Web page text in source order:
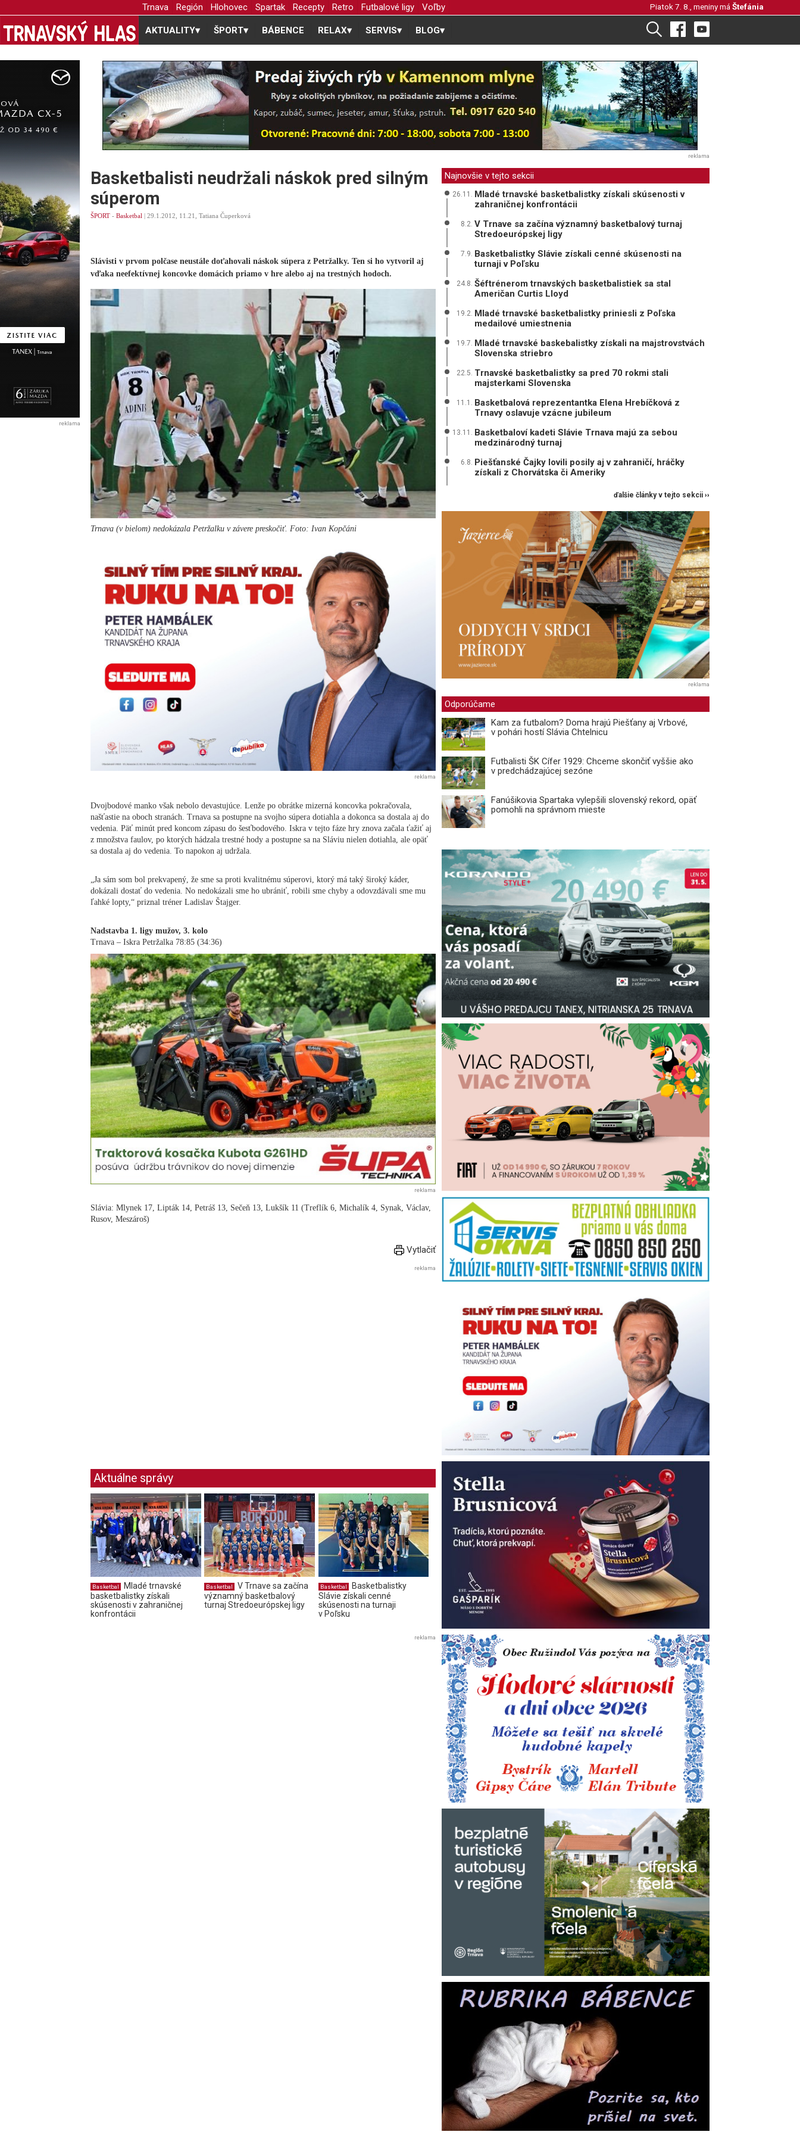
Trnava Región Hlohovec Spartak Recepty Retro Futbalové ligy Voľby Piatok 7. 8., meniny má Štefánia
AKTUALITY▾ ŠPORT▾ BÁBENCE RELAX▾ SERVIS▾ BLOG▾
reklama
Basketbalisti neudržali náskok pred silným
súperom
ŠPORT - Basketbal | 29.1.2012, 11.21, Tatiana Čuperková
Slávisti v prvom polčase neustále doťahovali náskok súpera z Petržalky. Ten si ho vytvoril aj
vďaka neefektívnej koncovke domácich priamo v hre alebo aj na trestných hodoch.
Trnava (v bielom) nedokázala Petržalku v závere preskočiť. Foto: Ivan Kopčáni
reklama
Dvojbodové manko však nebolo devastujúce. Lenže po obrátke mizerná koncovka pokračovala,
našťastie na oboch stranách. Trnava sa postupne na svojho súpera dotiahla a dokonca sa dostala aj do
vedenia. Päť minút pred koncom zápasu do šesťbodového. Iskra v tejto fáze hry znova začala ťažiť aj
z množstva faulov, po ktorých hádzala trestné hody a postupne sa na Sláviu nielen dotiahla, ale opäť
sa dostala aj do vedenia. To napokon aj udržala.
„Ja sám som bol prekvapený, že sme sa proti kvalitnému súperovi, ktorý má taký široký káder,
dokázali dostať do vedenia. No nedokázali sme ho ubrániť, robili sme chyby a odovzdávali sme mu
ľahké lopty,“ priznal tréner Ladislav Štajger.
Nadstavba 1. ligy mužov, 3. kolo
Trnava – Iskra Petržalka 78:85 (34:36)
reklama
Slávia: Mlynek 17, Lipták 14, Petráš 13, Sečeň 13, Lukšík 11 (Treflík 6, Michalík 4, Synak, Václav,
Rusov, Meszároš)
Vytlačiť
reklama
Aktuálne správy
Basketbal
Mladé trnavské
basketbalistky získali
skúsenosti v zahraničnej
konfrontácii
Basketbal
V Trnave sa začína
významný basketbalový
turnaj Stredoeurópskej ligy
Basketbal
Basketbalistky
Slávie získali cenné
skúsenosti na turnaji
v Poľsku
reklama
Najnovšie v tejto sekcii
26.11. Mladé trnavské basketbalistky získali skúsenosti v
zahraničnej konfrontácii
8.2. V Trnave sa začína významný basketbalový turnaj
Stredoeurópskej ligy
7.9. Basketbalistky Slávie získali cenné skúsenosti na
turnaji v Poľsku
24.8. Šéftrénerom trnavských basketbalistiek sa stal
Američan Curtis Lloyd
19.2. Mladé trnavské basketbalistky priniesli z Poľska
medailové umiestnenia
19.7. Mladé trnavské baskebalistky získali na majstrovstvách
Slovenska striebro
22.5. Trnavské basketbalistky sa pred 70 rokmi stali
majsterkami Slovenska
11.1. Basketbalová reprezentantka Elena Hrebíčková z
Trnavy oslavuje vzácne jubileum
13.11. Basketbaloví kadeti Slávie Trnava majú za sebou
medzinárodný turnaj
6.8. Piešťanské Čajky lovili posily aj v zahraničí, hráčky
získali z Chorvátska či Ameriky
ďalšie články v tejto sekcii ››
reklama
Odporúčame
Kam za futbalom? Doma hrajú Piešťany aj Vrbové,
v pohári hostí Slávia Chtelnicu
Futbalisti ŠK Cífer 1929: Chceme skončiť vyššie ako
v predchádzajúcej sezóne
Fanúšikovia Spartaka vylepšili slovenský rekord, opäť
pomohli na správnom mieste
reklama